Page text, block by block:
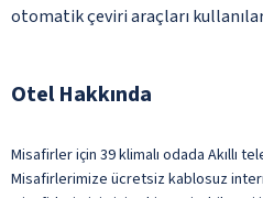
otomatik çeviri araçları
Otel Hakkında
Misafirler için 39 klimalı odada Akıllı
Misafirlerimize ücretsiz kablosuz